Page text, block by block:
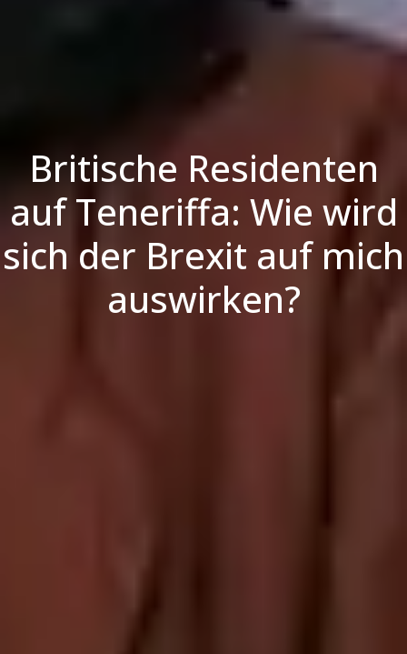
Britische Residenten
auf Teneriffa: Wie wird
sich der Brexit auf mich
auswirken?